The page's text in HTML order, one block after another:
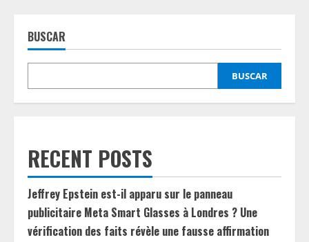
BUSCAR
BUSCAR
RECENT POSTS
Jeffrey Epstein est-il apparu sur le panneau
publicitaire Meta Smart Glasses à Londres ? Une
vérification des faits révèle une fausse affirmation